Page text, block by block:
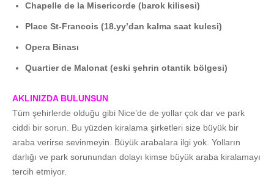
Chapelle de la Misericorde (barok kilisesi)
Place St-Francois (18.yy’dan kalma saat kulesi)
Opera Binası
Quartier de Malonat (eski şehrin otantik bölgesi)
AKLINIZDA BULUNSUN
Tüm şehirlerde olduğu gibi Nice’de de yollar çok dar ve park
ciddi bir sorun. Bu yüzden kiralama şirketleri size büyük bir
araba verirse sevinmeyin. Büyük arabalara ilgi yok. Yolların
darlığı ve park sorunundan dolayı kimse büyük araba kiralamayı
tercih etmiyor.